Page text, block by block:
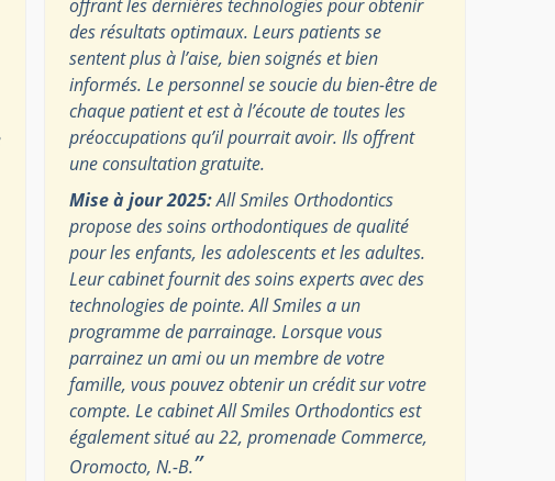
offrant les dernières technologies pour obtenir
des résultats optimaux. Leurs patients se
sentent plus à l’aise, bien soignés et bien
informés. Le personnel se soucie du bien-être de
chaque patient et est à l’écoute de toutes les
préoccupations qu’il pourrait avoir. Ils offrent
une consultation gratuite.
Mise à jour 2025:All Smiles Orthodontics
propose des soins orthodontiques de qualité
pour les enfants, les adolescents et les adultes.
Leur cabinet fournit des soins experts avec des
technologies de pointe. All Smiles a un
programme de parrainage. Lorsque vous
parrainez un ami ou un membre de votre
famille, vous pouvez obtenir un crédit sur votre
compte. Le cabinet All Smiles Orthodontics est
également situé au 22, promenade Commerce,
Oromocto, N.-B.”